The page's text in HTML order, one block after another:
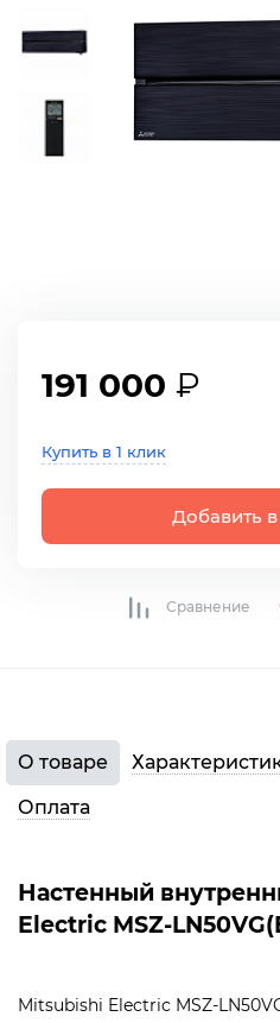
191 000 ₽
Купить в 1 клик
Добавить
Сравнение
О товаре
Оплата
Настенный
Electric MSZ-
Mitsubishi Electric MSZ-